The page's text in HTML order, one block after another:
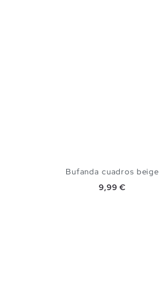
Bufanda cuadros beige
Precio
9,99 €